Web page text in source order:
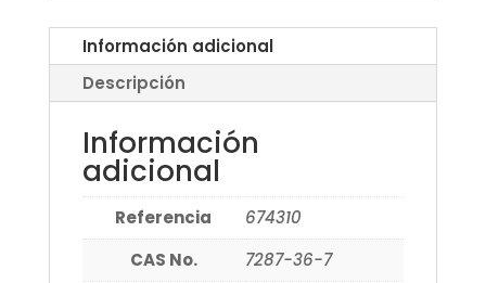
Información adicional
Descripción
Información
adicional
Referencia
674310
CAS No.
7287-36-7